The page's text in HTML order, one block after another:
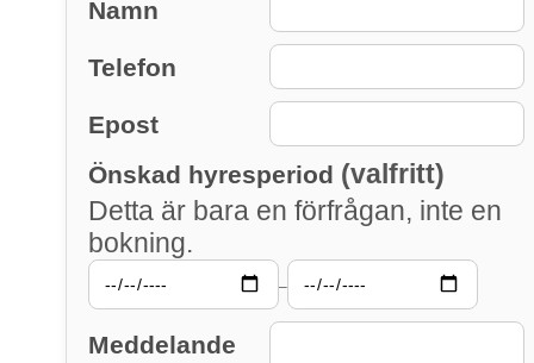
Namn
Telefon
Epost
Önskad hyresperiod (valfritt)
Detta är bara en förfrågan, inte en
bokning.
–
Meddelande